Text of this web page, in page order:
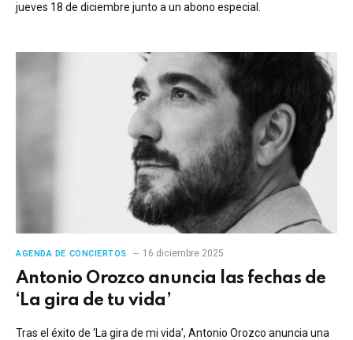
jueves 18 de diciembre junto a un abono especial.
AGENDA DE CONCIERTOS 16 diciembre 2025
Antonio Orozco anuncia las fechas de
‘La gira de tu vida’
Tras el éxito de ‘La gira de mi vida’, Antonio Orozco anuncia una